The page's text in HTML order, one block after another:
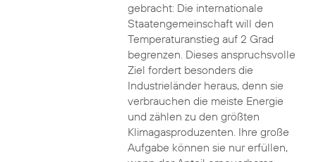
gebracht: Die internationale
Staatengemeinschaft will den
Temperaturanstieg auf 2 Grad
begrenzen. Dieses anspruchsvolle
Ziel fordert besonders die
Industrieländer heraus, denn sie
verbrauchen die meiste Energie
und zählen zu den größten
Klimagasproduzenten. Ihre große
Aufgabe können sie nur erfüllen,